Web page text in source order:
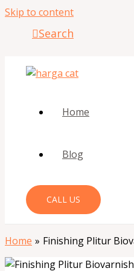
Skip to content
Search
Home
Blog
CALL US
Home Finishing Plitur